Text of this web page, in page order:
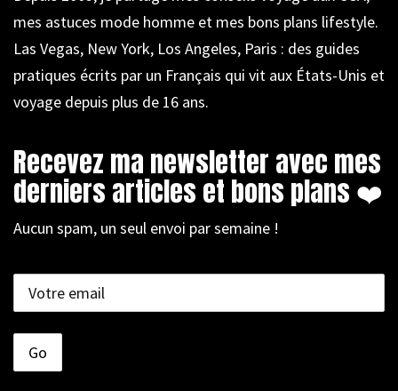
mes astuces mode homme et mes bons plans lifestyle.
Las Vegas, New York, Los Angeles, Paris : des guides
pratiques écrits par un Français qui vit aux États-Unis et
voyage depuis plus de 16 ans.
Recevez ma newsletter avec mes
derniers articles et bons plans ❤️
Aucun spam, un seul envoi par semaine !